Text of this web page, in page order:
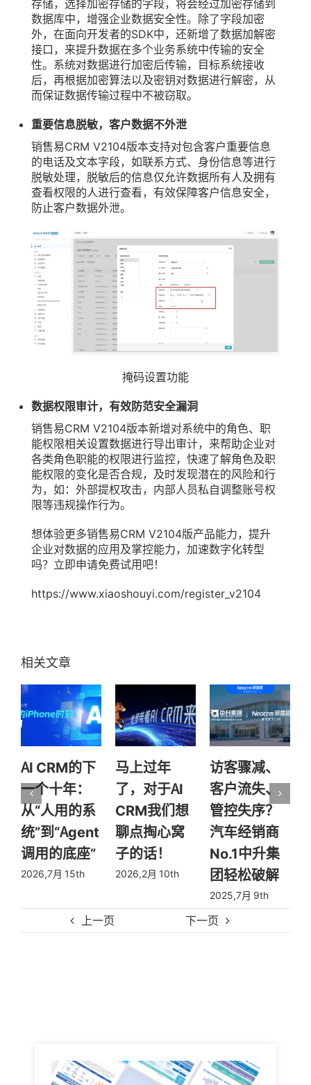
上一页 下一页
存储，选择加密存储的字段，将会经过加密存储到
数据库中，增强企业数据安全性。除了字段加密
外，在面向开发者的SDK中，还新增了数据加解密
接口，来提升数据在多个业务系统中传输的安全
性。系统对数据进行加密后传输，目标系统接收
后，再根据加密算法以及密钥对数据进行解密，从
而保证数据传输过程中不被窃取。
重要信息脱敏，客户数据不外泄
销售易CRM V2104版本支持对包含客户重要信息
的电话及文本字段，如联系方式、身份信息等进行
脱敏处理，脱敏后的信息仅允许数据所有人及拥有
查看权限的人进行查看，有效保障客户信息安全，
防止客户数据外泄。
掩码设置功能
数据权限审计，有效防范安全漏洞
销售易CRM V2104版本新增对系统中的角色、职
能权限相关设置数据进行导出审计，来帮助企业对
各类角色职能的权限进行监控，快速了解角色及职
能权限的变化是否合规，及时发现潜在的风险和行
为，如：外部提权攻击，内部人员私自调整账号权
限等违规操作行为。
想体验更多销售易CRM V2104版产品能力，提升
企业对数据的应用及掌控能力，加速数字化转型
吗？立即申请免费试用吧！
https://www.xiaoshouyi.com/register_v2104
马上过年
了，对于AI
CRM我们想
聊点掏心窝
子的话！
2026,2月 10th
访客骤减、
客户流失、
管控失序？
汽车经销商
No.1中升集
团轻松破解
华为实战方
法论：让系
统活起来，
让销售赢客
户更轻松
2025,7月 2nd